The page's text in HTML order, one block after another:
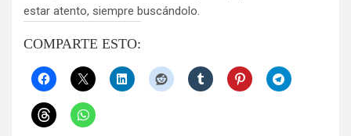
estar atento, siempre buscándolo.
COMPARTE ESTO: